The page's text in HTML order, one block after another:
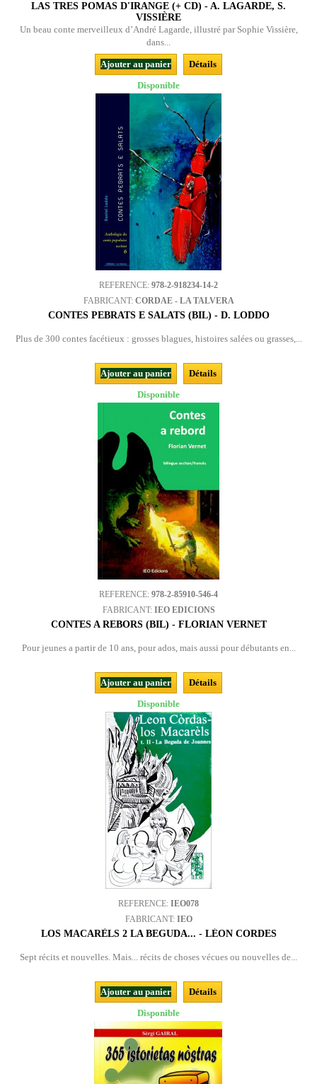
LAS TRES POMAS D'IRANGE (+ CD) - A. LAGARDE, S.
VISSIÈRE
Un beau conte merveilleux d’André Lagarde, illustré par Sophie Vissière,
dans...
Ajouter au panier
Détails
Disponible
REFERENCE: 978-2-918234-14-2
FABRICANT: CORDAE - LA TALVERA
CONTES PEBRATS E SALATS (BIL) - D. LODDO
Plus de 300 contes facétieux : grosses blagues, histoires salées ou grasses,...
Ajouter au panier
Détails
Disponible
REFERENCE: 978-2-85910-546-4
FABRICANT: IEO EDICIONS
CONTES A REBORS (BIL) - FLORIAN VERNET
Pour jeunes a partir de 10 ans, pour ados, mais aussi pour débutants en...
Ajouter au panier
Détails
Disponible
REFERENCE: IEO078
FABRICANT: IEO
LOS MACARÈLS 2 LA BEGUDA... - LÉON CORDES
Sept récits et nouvelles. Mais... récits de choses vécues ou nouvelles de...
Ajouter au panier
Détails
Disponible